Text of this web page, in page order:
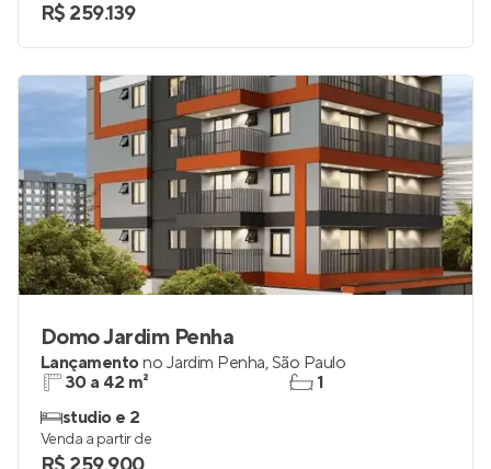
R$ 259.139
Domo Jardim Penha
Lançamentono Jardim Penha,São Paulo
30 a 42 m²
studio e 2
1
Venda a partir de